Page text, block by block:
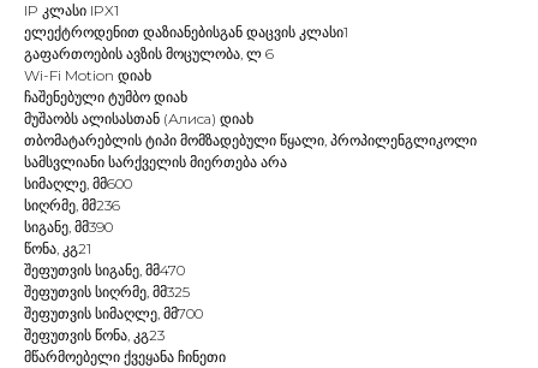
IP კლასი IPX1
ელექტროდენით დაზიანებისგან დაცვის კლასი1
გაფართოების ავზის მოცულობა, ლ 6
Wi-Fi Motion დიახ
ჩაშენებული ტუმბო დიახ
მუშაობს ალისასთან (Алиса) დიახ
თბომატარებლის ტიპი მომზადებული წყალი, პროპილენგლიკოლი
სამსვლიანი სარქველის მიერთება არა
სიმაღლე, მმ600
სიღრმე, მმ236
სიგანე, მმ390
წონა, კგ21
შეფუთვის სიგანე, მმ470
შეფუთვის სიღრმე, მმ325
შეფუთვის სიმაღლე, მმ700
შეფუთვის წონა, კგ23
მწარმოებელი ქვეყანა ჩინეთი